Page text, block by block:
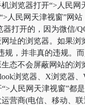
浏览器打开“>人民网
人民网天津视窗”网
打开的，因为微信/
址的浏览器。如果浏
规，并非真的违规。
态不会屏蔽网站的浏
浏览器、X浏览器
“>人民网天津视窗”都
营商(电信、移动、